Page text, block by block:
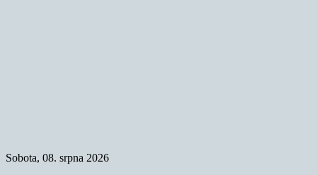
Sobota, 08. srpna 2026